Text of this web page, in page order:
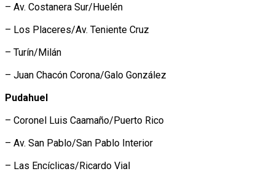
– Av. Costanera Sur/Huelén
– Los Placeres/Av. Teniente Cruz
– Turín/Milán
– Juan Chacón Corona/Galo González
Pudahuel
– Coronel Luis Caamaño/Puerto Rico
– Av. San Pablo/San Pablo Interior
– Las Encíclicas/Ricardo Vial